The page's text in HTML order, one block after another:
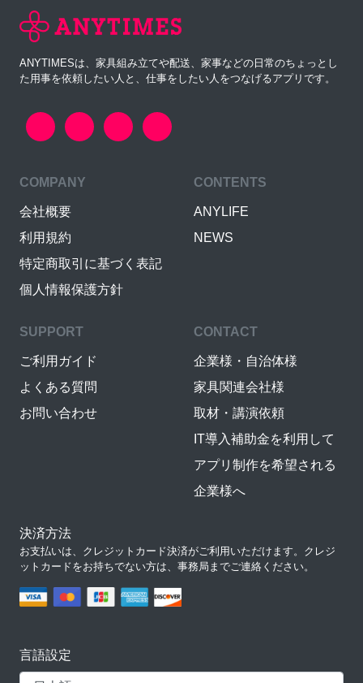
ANYTIMESは、家具組み立てや配送、家事などの日常のちょっとし
た用事を依頼したい人と、仕事をしたい人をつなげるアプリです。
COMPANY
会社概要
利用規約
特定商取引に基づく表記
個人情報保護方針
CONTENTS
ANYLIFE
NEWS
SUPPORT
ご利用ガイド
よくある質問
お問い合わせ
CONTACT
企業様・自治体様
家具関連会社様
取材・講演依頼
IT導入補助金を利用して
アプリ制作を希望される
企業様へ
決済方法
お支払いは、クレジットカード決済がご利用いただけます。クレジ
ットカードをお持ちでない方は、事務局までご連絡ください。
言語設定